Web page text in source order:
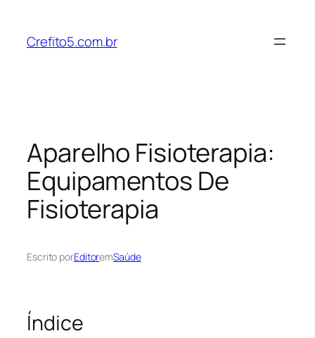
Crefito5.com.br
Aparelho Fisioterapia:
Equipamentos De
Fisioterapia
Escrito porEditoremSaúde
Índice